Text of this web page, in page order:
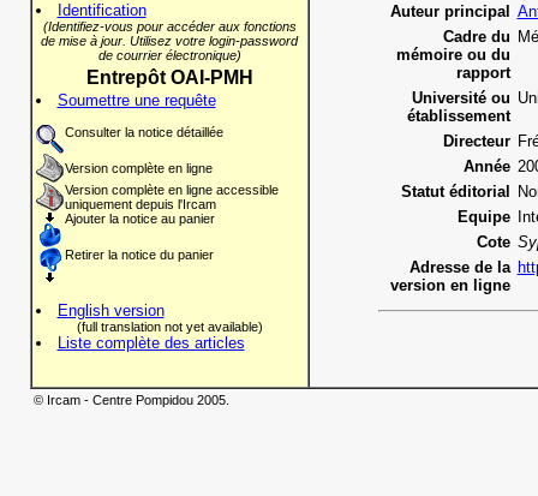
Identification
(Identifiez-vous pour accéder aux fonctions
de mise à jour. Utilisez votre login-password
de courrier électronique)
Entrepôt OAI-PMH
Soumettre une requête
Consulter la notice détaillée
Version complète en ligne
Version complète en ligne accessible
uniquement depuis l'Ircam
Ajouter la notice au panier
Retirer la notice du panier
English version
(full translation not yet available)
Liste complète des articles
Auteur principal
Cadre du
mémoire ou du
rapport
Université ou
établissement
Directeur
Année
Statut éditorial
Equipe
Cote
Adresse de la
version en ligne
© Ircam - Centre Pompidou 2005.